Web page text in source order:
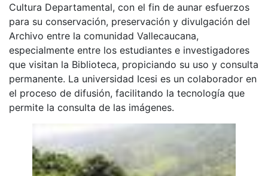
Cultura Departamental, con el fin de aunar esfuerzos
para su conservación, preservación y divulgación del
Archivo entre la comunidad Vallecaucana,
especialmente entre los estudiantes e investigadores
que visitan la Biblioteca, propiciando su uso y consulta
permanente. La universidad Icesi es un colaborador en
el proceso de difusión, facilitando la tecnología que
permite la consulta de las imágenes.